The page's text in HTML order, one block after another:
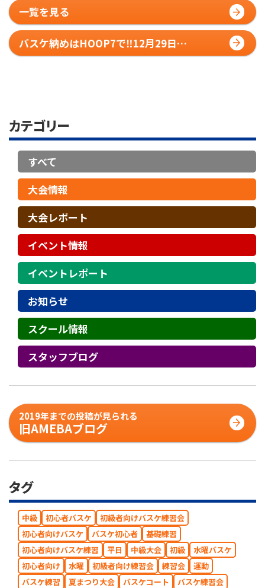
一覧を見る
バスケ納めはHOOP7で‼️12月29日
(月)20:00∼⭐️ワイワイバスケ交流会⭐️開催しま
カテゴリー
すべて
大会情報
大会レポート
イベント情報
イベントレポート
お知らせ
スクール情報
スタッフブログ
2019年までの投稿が見られる
旧AMEBAブログ
タグ
中級 初心者バスケ
初級者向けバスケ練習会
初心者向けバスケ
バスケ初心者
基礎練習
初心者向けバスケ練習
平日 中級大会 初級
水曜バスケ
初心者向け
水曜 初級者向け練習会 練習会
運動
バスケ練習
夏まつり大会 バスケコート
バスケ練習会